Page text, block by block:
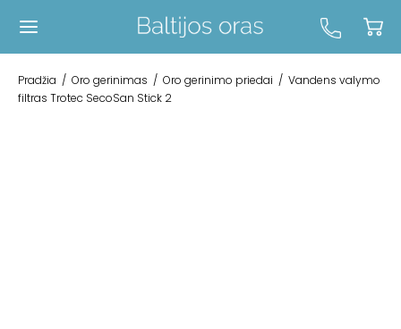
Pradžia / Oro gerinimas / Oro gerinimo priedai / Vandens valymo
filtras Trotec SecoSan Stick 2